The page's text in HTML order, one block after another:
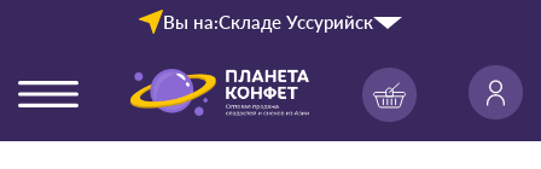
Вы на:Складе Уссурийск